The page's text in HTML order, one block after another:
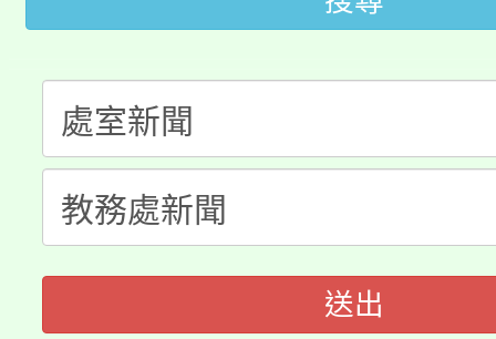
者。
份教師增能研習
大溪自造教育及科技中
份教師研習
淨零綠生活教案入校路
會
115年食農教育專業人
程
送出